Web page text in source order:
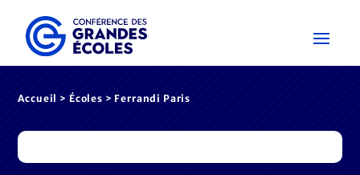
Accueil > Écoles > Ferrandi Paris